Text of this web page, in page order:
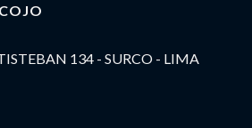
134 - SURCO - LIMA